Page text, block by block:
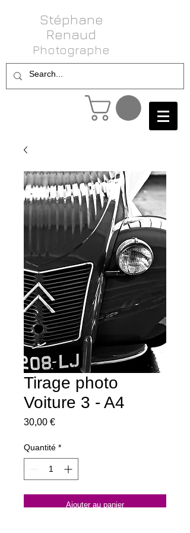
Stéphane
Renaud
Photog raphe
Tirage photo
Voiture 3 - A4
30,00 €Prix
Quantité *
Ajouter au panier